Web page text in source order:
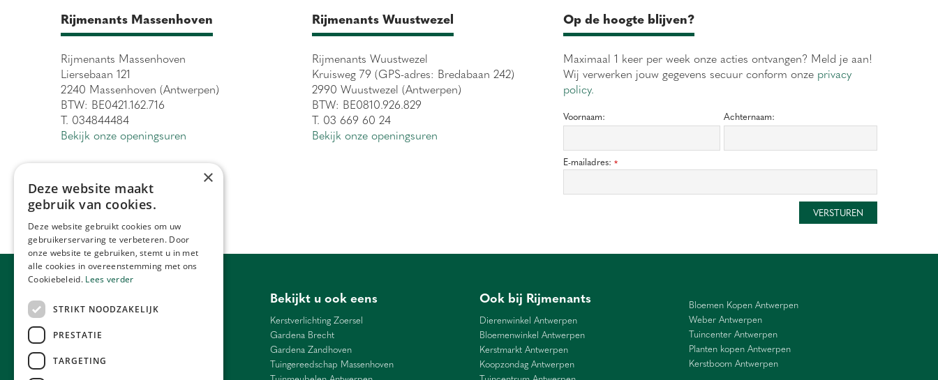
Rijmenants Massenhoven
Rijmenants Massenhoven
Liersebaan 121
2240 Massenhoven (Antwerpen)
BTW: BE0421.162.716
T. 034844484
Bekijk onze openingsuren
Rijmenants Wuustwezel
Rijmenants Wuustwezel
Kruisweg 79 (GPS-adres: Bredabaan 242)
2990 Wuustwezel (Antwerpen)
BTW: BE0810.926.829
T. 03 669 60 24
Bekijk onze openingsuren
Op de hoogte blijven?
Maximaal 1 keer per week onze acties ontvangen? Meld je aan!
Wij verwerken jouw gegevens secuur conform onze privacy
policy.
Voornaam: Achternaam:
E-mailadres: *
Bloemen Antwerpen
Bloemen Schilde
Bekijkt u ook eens
Kerstverlichting Zoersel
Gardena Brecht
Gardena Zandhoven
Tuingereedschap Massenhoven
Ook bij Rijmenants
Dierenwinkel Antwerpen
Bloemenwinkel Antwerpen
Kerstmarkt Antwerpen
Koopzondag Antwerpen
Bloemen Kopen Antwerpen
Weber Antwerpen
Tuincenter Antwerpen
Planten kopen Antwerpen
Kerstboom Antwerpen
×
Deze website maakt
gebruik van cookies.
Deze website gebruikt cookies om uw
gebruikerservaring te verbeteren. Door
onze website te gebruiken, stemt u in met
alle cookies in overeenstemming met ons
Cookiebeleid. Lees verder
STRIKT NOODZAKELIJK
PRESTATIE
TARGETING